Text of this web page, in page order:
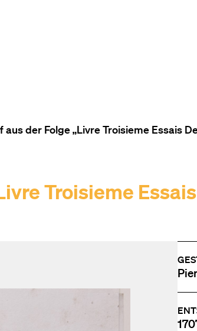
aus der Folge „Livre Troisieme Essais
Troisieme